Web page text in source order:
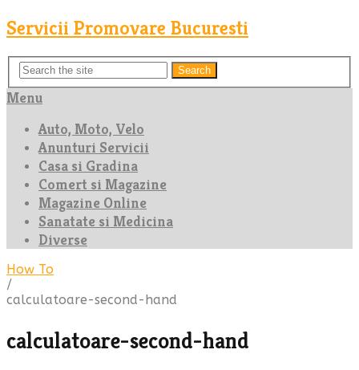
Servicii Promovare Bucuresti
Search
Menu
Auto, Moto, Velo
Anunturi Servicii
Casa si Gradina
Comert si Magazine
Magazine Online
Sanatate si Medicina
Diverse
How To
/
calculatoare-second-hand
calculatoare-second-hand